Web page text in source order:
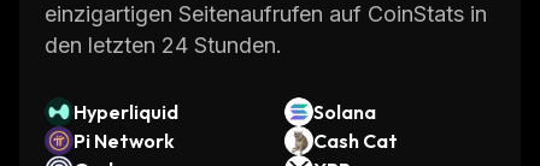
einzigartigen Seitenaufrufen auf CoinStats in
den letzten 24 Stunden.
Hyperliquid
Solana
Pi Network
Cash Cat